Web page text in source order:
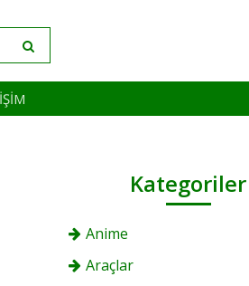
Kategoriler
Anime
Araçlar